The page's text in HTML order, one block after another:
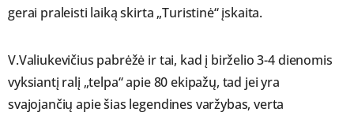
gerai praleisti laiką skirta „Turistinė“ įskaita.
V.Valiukevičius pabrėžė ir tai, kad į birželio 3-4 dienomis
vyksiantį ralį „telpa“ apie 80 ekipažų, tad jei yra
svajojančių apie šias legendines varžybas, verta